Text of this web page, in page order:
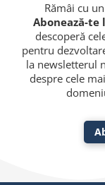
Rămâi cu
Abonează-
descoperă
pentru
la newsletterul
despre cele